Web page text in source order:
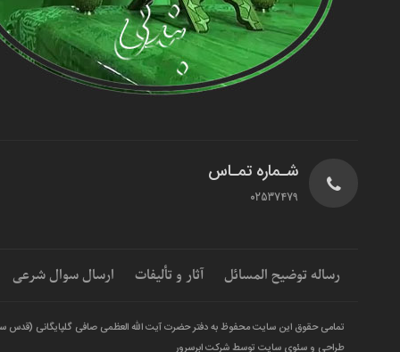
شـماره تمـاس
02537479
رساله توضیح المسائل آثار و تألیفات ارسال سوال شرعی
تمامی حقوق این سایت محفوظ به دفتر حضرت آیت الله العظمی صافی گلپایگانی (قدس
طراحی و سئوی سایت توسط شرکت ابرسرور